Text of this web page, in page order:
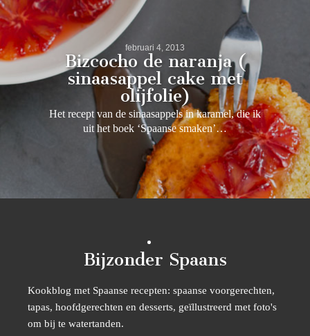
februari 4, 2013
Bizcocho de naranja (
sinaasappel cake met
olijfolie)
Het recept van de sinaasappels in karamel, die ik
uit het boek ‘Spaanse smaken’…
Bijzonder Spaans
Kookblog met Spaanse recepten: spaanse voorgerechten,
tapas, hoofdgerechten en desserts, geïllustreerd met foto's
om bij te watertanden.